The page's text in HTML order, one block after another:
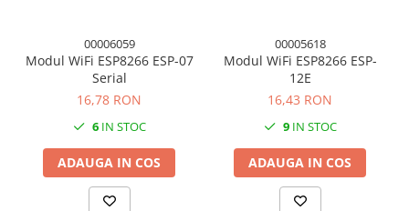
Tranzistori si circuite integrate
Potentiometre si semireglabile
Intrerupatoare
Smart Home
Accesorii trotinete electrice
Lichidare de stoc
00006059
Modul WiFi ESP8266 ESP-07
Serial
16,78 RON
6IN STOC
ADAUGA IN COS
00005618
Modul WiFi ESP8266 ESP-
12E
16,43 RON
9IN STOC
ADAUGA IN COS